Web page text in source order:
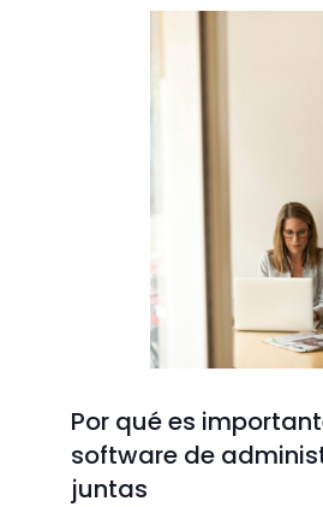
Por qué es
software de
juntas